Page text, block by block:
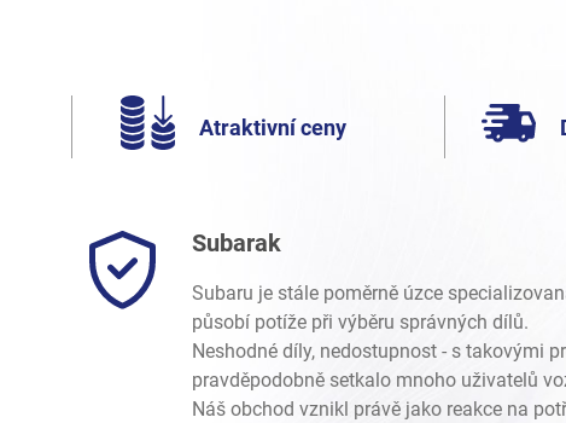
Atraktivní ceny
Subarak
Subaru je stále poměrně úzce
působí potíže při výběru správných dílů.
Neshodné díly, nedostupnost - s takovými
pravděpodobně setkalo mnoho uživatelů
Náš obchod vznikl právě jako reakce na